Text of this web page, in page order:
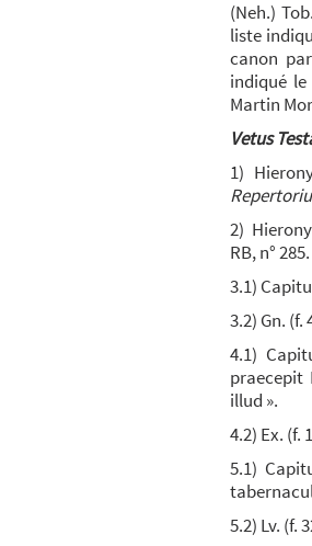
Ms. 50. Épîtres de S. Paul, avec la glose
Ms. 51. Pierre Lombard. — Commentaire sur
Ms. 52. Pierre Lombard. — Commentaire sur
Expositio in
Commentarius in
Ms. 55. [Titre absent ou non renseigné]
Ms. 56. [Titre absent ou non renseigné]
Ms. 57. Arnaldus Bernardi Caturcensis,
Ms. 58. Commentaire perpétuel, en latin, sur
Expositio
Ms. 60. Dictionnaire de la Bible. Le
Ms. 62. Frère Maurice. — « Incipiunt
Ms. 63. Explication de quelques termes
Ms. 64. « Scholiæ in Novum Testamentum. »
Ms. 65. Rupert de Tuy. « Opusculum de
(Neh.)
liste
canon
indiqué
Martin
Vetus
1)
2)
RB, n° 285.
3.1)
3.2) Gn. (f.
4.1)
praecepit
illud ».
4.2) Ex. (f.
5.1)
5.2) Lv. (f.